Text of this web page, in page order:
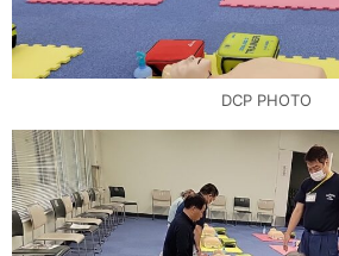
DCP PHOTO